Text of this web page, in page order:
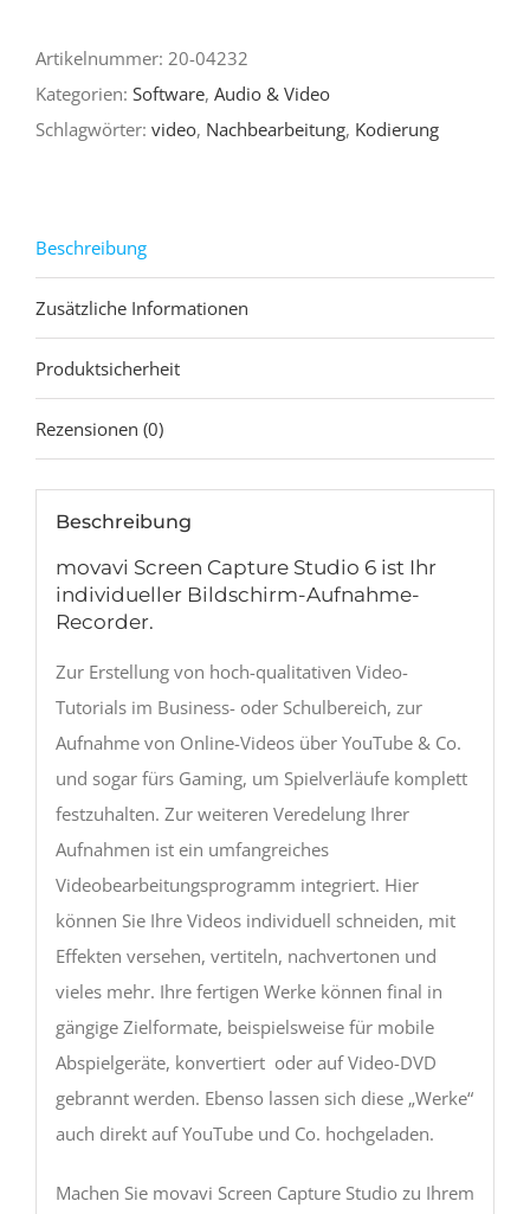
Studio
6
Menge
Artikelnummer: 20-04232
Kategorien: Software, Audio & Video
Schlagwörter: video, Nachbearbeitung, Kodierung
Beschreibung
Zusätzliche Informationen
Produktsicherheit
Rezensionen (0)
Beschreibung
movavi Screen Capture Studio 6 ist Ihr
individueller Bildschirm-Aufnahme-
Recorder.
Zur Erstellung von hoch-qualitativen Video-
Tutorials im Business- oder Schulbereich, zur
Aufnahme von Online-Videos über YouTube & Co.
und sogar fürs Gaming, um Spielverläufe komplett
festzuhalten. Zur weiteren Veredelung Ihrer
Aufnahmen ist ein umfangreiches
Videobearbeitungsprogramm integriert. Hier
können Sie Ihre Videos individuell schneiden, mit
Effekten versehen, vertiteln, nachvertonen und
vieles mehr. Ihre fertigen Werke können final in
gängige Zielformate, beispielsweise für mobile
Abspielgeräte, konvertiert oder auf Video-DVD
gebrannt werden. Ebenso lassen sich diese „Werke“
auch direkt auf YouTube und Co. hochgeladen.
Machen Sie movavi Screen Capture Studio zu Ihrem